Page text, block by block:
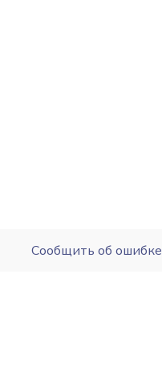
Сообщить об ошибке